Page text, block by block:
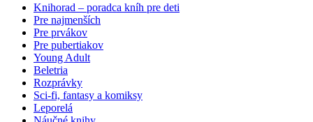
Knihorad – poradca kníh pre deti
Pre najmenších
Pre prvákov
Pre pubertiakov
Young Adult
Beletria
Rozprávky
Sci-fi, fantasy a komiksy
Leporelá